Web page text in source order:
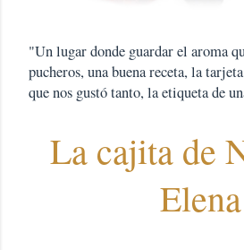
a
s
"Un lugar donde guardar el aroma
pucheros, una buena receta, la
que nos gustó tanto, la etiqueta de
La cajita de
Elena